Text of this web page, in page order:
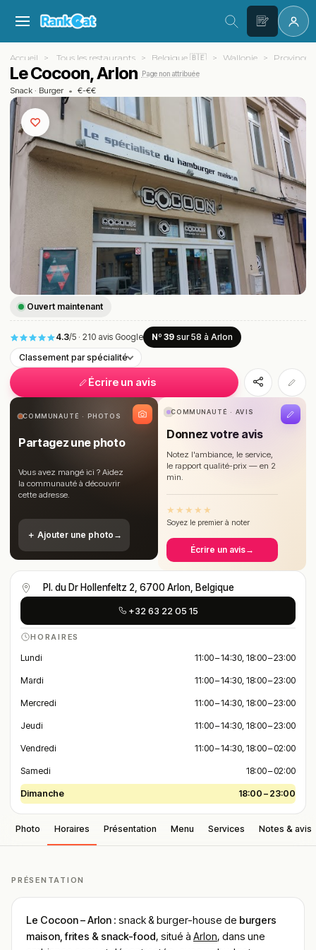
Accueil Tous les restaurants Belgique 🇧🇪 Wallonie Province
Le Cocoon, Arlon Page non attribuée
Snack · Burger • €-€€
Ouvert maintenant
4.3/5 · 210 avis Google Nº 39 sur 58 à Arlon
Classement par spécialité
Écrire un avis
COMMUNAUTÉ · PHOTOS
Partagez une photo
Vous avez mangé ici ? Aidez
la communauté à découvrir
cette adresse.
＋ Ajouter une photo →
COMMUNAUTÉ · AVIS
Donnez votre avis
Notez l'ambiance, le service,
le rapport qualité-prix — en 2
min.
★ ★ ★ ★ ★
Soyez le premier à noter
Écrire un avis→
Pl. du Dr Hollenfeltz 2, 6700 Arlon, Belgique
+32 63 22 05 15
HORAIRES
Lundi 11:00 – 14:30, 18:00 – 23:00
Mardi 11:00 – 14:30, 18:00 – 23:00
Mercredi 11:00 – 14:30, 18:00 – 23:00
Jeudi 11:00 – 14:30, 18:00 – 23:00
Vendredi 11:00 – 14:30, 18:00 – 02:00
Samedi 18:00 – 02:00
Dimanche 18:00 – 23:00
Photo Horaires Présentation Menu Services Notes & avis
PRÉSENTATION
Le Cocoon – Arlon : snack & burger-house de burgers
maison, frites & snack-food, situé à Arlon, dans une